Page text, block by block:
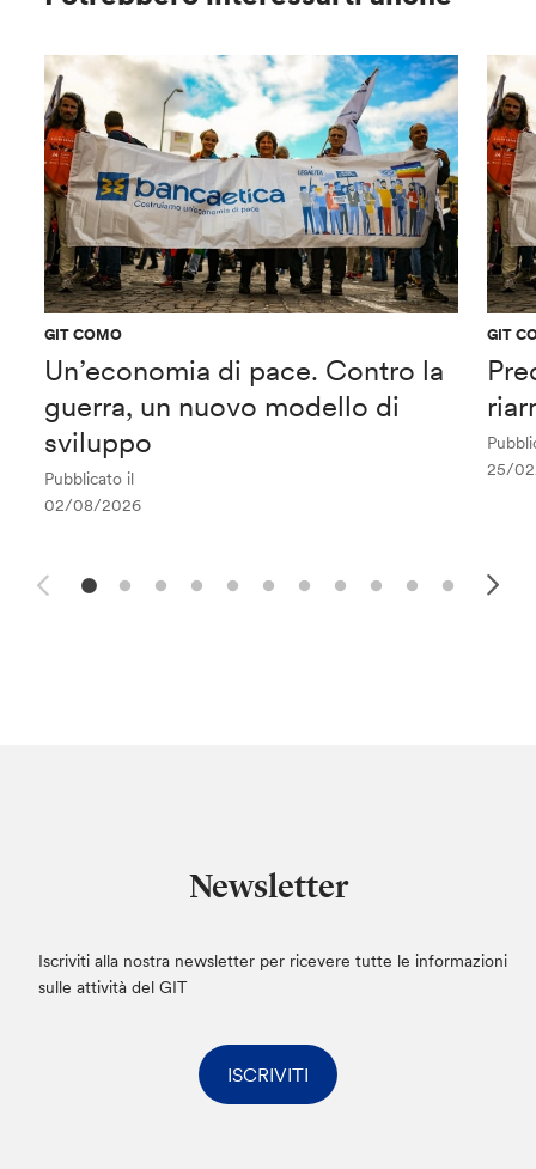
GIT COMO
Un’economia di pace. Contro la
guerra, un nuovo modello di
sviluppo
Pubblicato il
02/08/2026
GIT
25/
Newsletter
Iscriviti alla nostra newsletter per ricevere tutte le informazioni
sulle attività del GIT
ISCRIVITI